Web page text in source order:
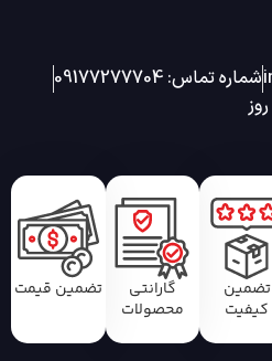
شماره تماس: 09177277704
تضمین
کیفیت
گارانتی
محصولات
تضمین قیمت